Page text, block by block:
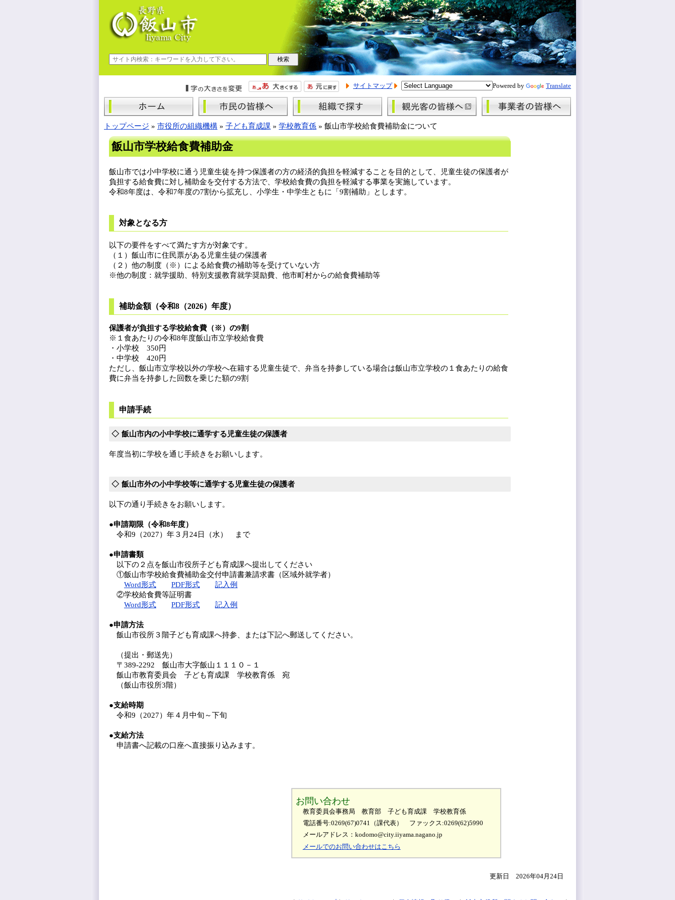
サイトマップ Powered by Translate
トップページ » 市役所の組織機構 » 子ども育成課 » 学校教育係 » 飯山市学校給食費補助金について
飯山市学校給食費補助金
飯山市では小中学校に通う児童生徒を持つ保護者の方の経済的負担を軽減することを目的として、児童生徒の保護者が
負担する給食費に対し補助金を交付する方法で、学校給食費の負担を軽減する事業を実施しています。
令和8年度は、令和7年度の7割から拡充し、小学生・中学生ともに「9割補助」とします。
対象となる方
以下の要件をすべて満たす方が対象です。
（１）飯山市に住民票がある児童生徒の保護者
（２）他の制度（※）による給食費の補助等を受けていない方
※他の制度：就学援助、特別支援教育就学奨励費、他市町村からの給食費補助等
補助金額（令和8（2026）年度）
保護者が負担する学校給食費（※）の9割
※１食あたりの令和8年度飯山市立学校給食費
・小学校 350円
・中学校 420円
ただし、飯山市立学校以外の学校へ在籍する児童生徒で、弁当を持参している場合は飯山市立学校の１食あたりの給食
費に弁当を持参した回数を乗じた額の9割
申請手続
飯山市内の小中学校に通学する児童生徒の保護者
年度当初に学校を通じ手続きをお願いします。
飯山市外の小中学校等に通学する児童生徒の保護者
以下の通り手続きをお願いします。
●申請期限（令和8年度）
令和9（2027）年３月24日（水） まで
●申請書類
以下の２点を飯山市役所子ども育成課へ提出してください
①飯山市学校給食費補助金交付申請書兼請求書（区域外就学者）
Word形式
PDF形式
記入例
②学校給食費等証明書
Word形式
PDF形式 記入例
●申請方法
飯山市役所３階子ども育成課へ持参、または下記へ郵送してください。
（提出・郵送先）
〒389-2292 飯山市大字飯山１１１０－１
飯山市教育委員会 子ども育成課 学校教育係 宛
（飯山市役所3階）
●支給時期
令和9（2027）年４月中旬～下旬
●支給方法
申請書へ記載の口座へ直接振り込みます。
お問い合わせ
教育委員会事務局 教育部 子ども育成課 学校教育係
電話番号:0269(67)0741（課代表） ファックス:0269(62)5990
メールアドレス：kodomo@city.iiyama.nagano.jp
メールでのお問い合わせはこちら
更新日 2026年04月24日